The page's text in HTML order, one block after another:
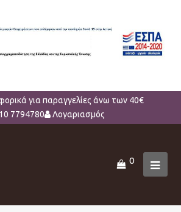
για παραγγελίες άνω των 40€
7794780
Λογαριασμός
0